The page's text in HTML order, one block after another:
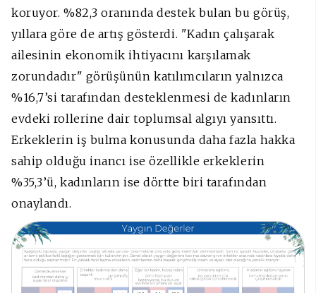
koruyor. %82,3 oranında destek bulan bu görüş,
yıllara göre de artış gösterdi. "Kadın çalışarak
ailesinin ekonomik ihtiyacını karşılamak
zorundadır" görüşünün katılımcıların yalnızca
%16,7’si tarafından desteklenmesi de kadınların
evdeki rollerine dair toplumsal algıyı yansıttı.
Erkeklerin iş bulma konusunda daha fazla hakka
sahip olduğu inancı ise özellikle erkeklerin
%35,3’ü, kadınların ise dörtte biri tarafından
onaylandı.